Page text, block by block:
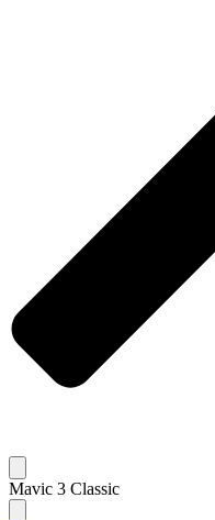
Mavic 3 Classic